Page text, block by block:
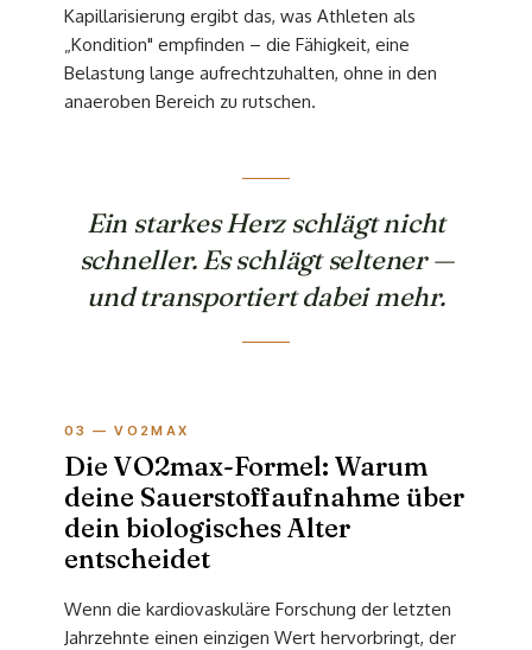
Kapillarisierung ergibt das, was Athleten als
„Kondition" empfinden – die Fähigkeit, eine
Belastung lange aufrechtzuhalten, ohne in den
anaeroben Bereich zu rutschen.
Ein starkes Herz schlägt nicht
schneller. Es schlägt seltener —
und transportiert dabei mehr.
03 — VO2MAX
Die VO2max-Formel: Warum
deine Sauerstoffaufnahme über
dein biologisches Alter
entscheidet
Wenn die kardiovaskuläre Forschung der letzten
Jahrzehnte einen einzigen Wert hervorbringt, der